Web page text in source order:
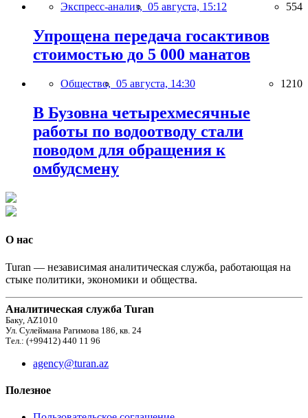
Экспресс-анализ, 05 августа, 15:12 554
Упрощена передача госактивов
стоимостью до 5 000 манатов
Общество, 05 августа, 14:30 1210
В Бузовна четырехмесячные
работы по водоотводу стали
поводом для обращения к
омбудсмену
О нас
Turan — независимая аналитическая служба, работающая на
стыке политики, экономики и общества.
Аналитическая служба Turan
Баку, AZ1010
Ул. Сулеймана Рагимова 186, кв. 24
Тел.: (+99412) 440 11 96
agency@turan.az
Полезное